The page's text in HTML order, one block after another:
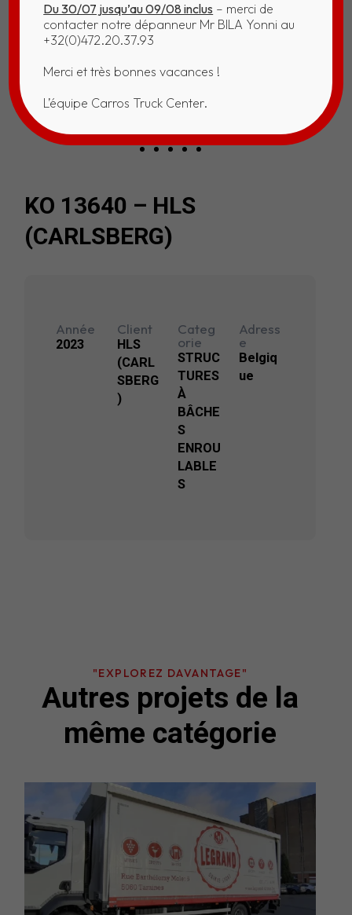
KO 13640 – HLS
(CARLSBERG)
Année
2023
Client
HLS
(CARL
SBERG
)
Categ
orie
STRUC
TURES
À
BÂCHE
S
ENROU
LABLE
S
Adress
e
Belgiq
ue
"EXPLOREZ DAVANTAGE"
Autres projets de la
même catégorie
Du 30/07 jusqu’au 09/08 inclus – merci de
contacter notre dépanneur Mr BILA Yonni au
+32(0)472.20.37.93
Merci et très bonnes vacances !
L’équipe Carros Truck Center.